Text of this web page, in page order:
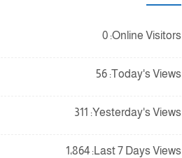
Online Visitors:
0
Today's Views:
56
Yesterday's Views:
311
Last 7 Days Views: 1٬864